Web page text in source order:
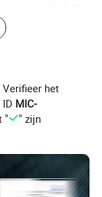
voor
gegarandeerd?
is er nooit
ik problemen
bieden? Hoe
online hulp,
Verifieer het
MIC-
"
" zijn